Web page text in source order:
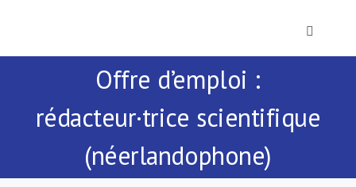
Toggle
Publications
Formations
Offre d’emploi :
rédacteur·trice scientifique
(néerlandophone)